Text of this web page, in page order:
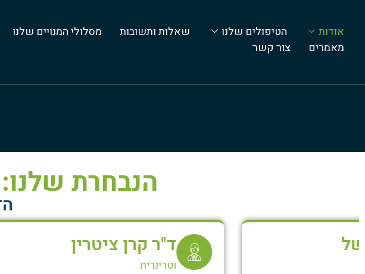
אודות הטיפולים שלנו שאלות ותשובות מסלולי המנויים שלנו
מאמרים
צור קשר
הנבחרת
ד"ר קרן ציטרין
ד"ר